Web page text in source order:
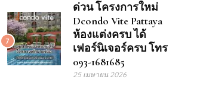
7
ด่วน โครงการใหม่
Dcondo Vite Pattaya
ห้องแต่งครบ ได้
เฟอร์นิเจอร์ครบ โทร
093-1681685
25 เมษายน 2026